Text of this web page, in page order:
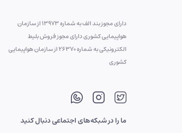
دارای مجوز بند الف به شماره 13973 از سازمان
هواپیمایی کشوری دارای مجوز فروش بلیط
الکترونیکی به شماره 26370 از سازمان هواپیمایی
کشوری
ما را در شبکه‌های اجتماعی دنبال کنید